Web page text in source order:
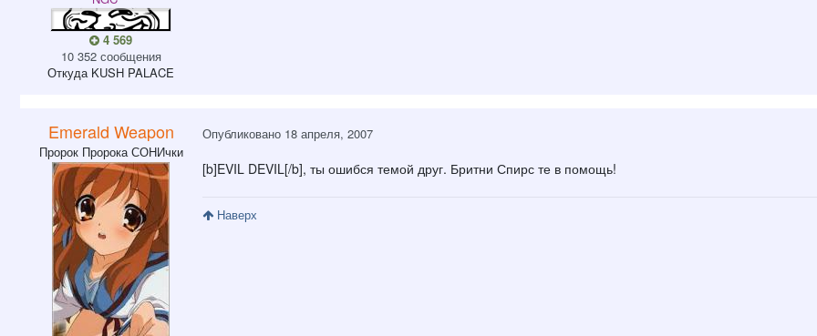
4 569
10 352 сообщения
Откуда KUSH PALACE
Emerald Weapon
Пророк Пророка СОНИчки
Опубликовано 18 апреля, 2007
[b]EVIL DEVIL[/b], ты ошибся темой друг. Бритни Спирс те в помощь!
Наверх